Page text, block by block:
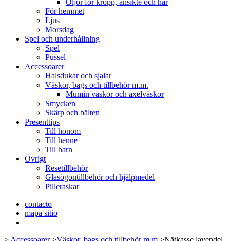
Oljor för kropp, ansikte och hår
För hemmet
Ljus
Morsdag
Spel och underhållning
Spel
Pussel
Accessoarer
Halsdukar och sjalar
Väskor, bags och tillbehör m.m.
Mumin väskor och axelväskor
Smycken
Skärp och bälten
Presenttips
Till honom
Till henne
Till barn
Övrigt
Resetillbehör
Glasögontillbehör och hjälpmedel
Pilleraskar
contacto
mapa sitio